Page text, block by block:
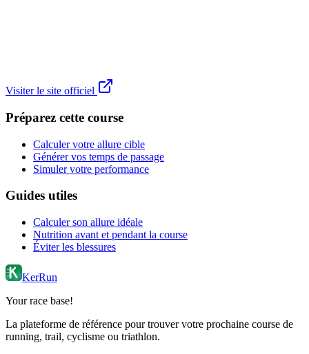
Visiter le site officiel
Préparez cette course
Calculer votre allure cible
Générer vos temps de passage
Simuler votre performance
Guides utiles
Calculer son allure idéale
Nutrition avant et pendant la course
Éviter les blessures
KerRun
Your race base!
La plateforme de référence pour trouver votre prochaine course de
running, trail, cyclisme ou triathlon.